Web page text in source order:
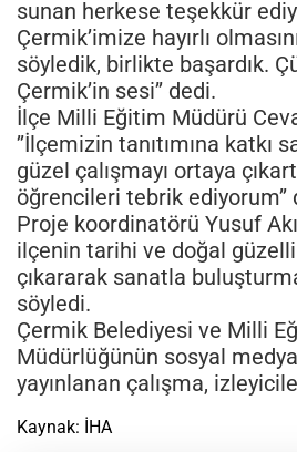
sunan herkese teşekkür
Çermik’imize hayırlı
söyledik, birlikte başardık.
Çermik’in sesi’’ dedi.
İlçe Milli Eğitim Müdürü
’’İlçemizin tanıtımına katkı
güzel çalışmayı ortaya
öğrencileri tebrik
Proje koordinatörü Yusuf
ilçenin tarihi ve doğal
çıkararak sanatla
söyledi.
Çermik Belediyesi ve Milli
Müdürlüğünün sosyal
yayınlanan çalışma,
Kaynak: İHA